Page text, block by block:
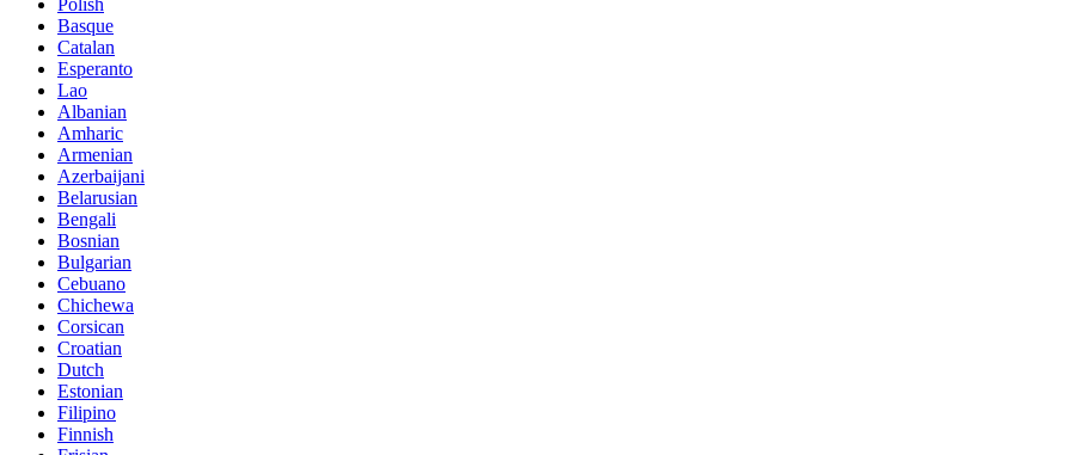
Basque
Catalan
Esperanto
Lao
Albanian
Amharic
Armenian
Azerbaijani
Belarusian
Bengali
Bosnian
Bulgarian
Cebuano
Chichewa
Corsican
Croatian
Dutch
Estonian
Filipino
Finnish